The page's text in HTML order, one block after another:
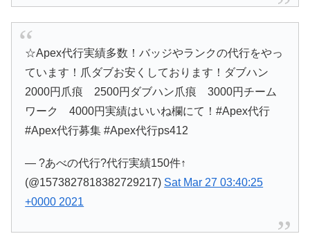
☆Apex代行実績多数！バッジやランクの代行をやっ
ています！爪ダブお安くしております！ダブハン
2000円爪痕 2500円ダブハン爪痕 3000円チーム
ワーク 4000円実績はいいね欄にて！#Apex代行
#Apex代行募集 #Apex代行ps412
— ?あべの代行?代行実績150件↑
(@1573827818382729217) Sat Mar 27 03:40:25
+0000 2021